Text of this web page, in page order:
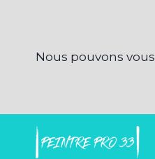
Nous pouvons vous